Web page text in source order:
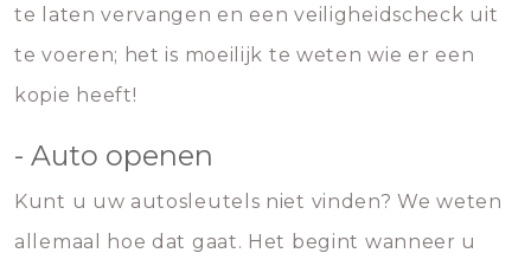
te laten vervangen en een veiligheidscheck uit
te voeren; het is moeilijk te weten wie er een
kopie heeft!
- Auto openen
Kunt u uw autosleutels niet vinden? We weten
allemaal hoe dat gaat. Het begint wanneer u